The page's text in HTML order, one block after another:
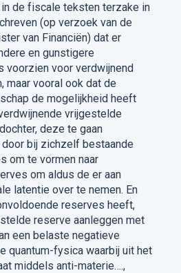
de fiscale teksten terzake in
(op verzoek van de
van Financiën) dat er
en gunstigere
voorzien voor verdwijnend
maar vooral ook dat de
de mogelijkheid heeft
vrijgestelde
deze te gaan
bij zichzelf bestaande
om te vormen naar
om aldus de er aan
latentie over te nemen. En
reserves heeft,
reserve aanleggen met
een belaste negatieve
quantum-fysica waarbij uit het
middels anti-materie….,